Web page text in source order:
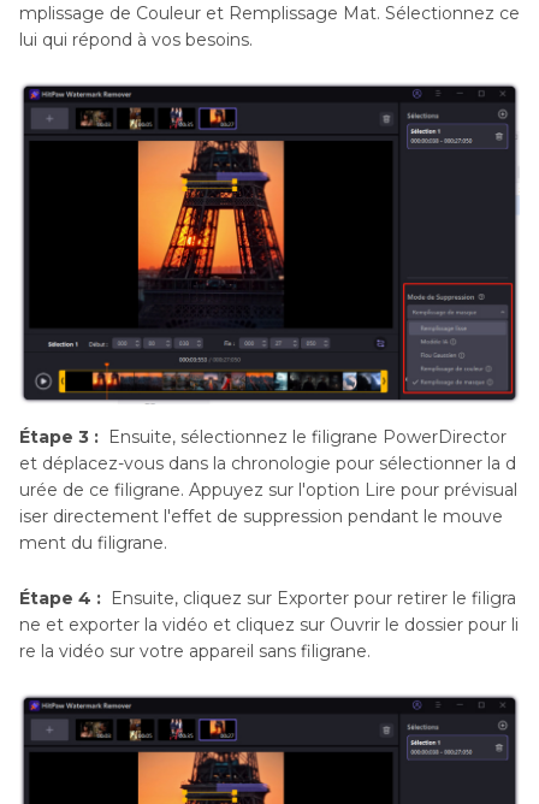
mplissage de Couleur et Remplissage Mat. Sélectionnez ce
lui qui répond à vos besoins.
Étape 3 : Ensuite, sélectionnez le filigrane PowerDirector
et déplacez-vous dans la chronologie pour sélectionner la d
urée de ce filigrane. Appuyez sur l'option Lire pour prévisual
iser directement l'effet de suppression pendant le mouve
ment du filigrane.
Étape 4 : Ensuite, cliquez sur Exporter pour retirer le filigra
ne et exporter la vidéo et cliquez sur Ouvrir le dossier pour li
re la vidéo sur votre appareil sans filigrane.